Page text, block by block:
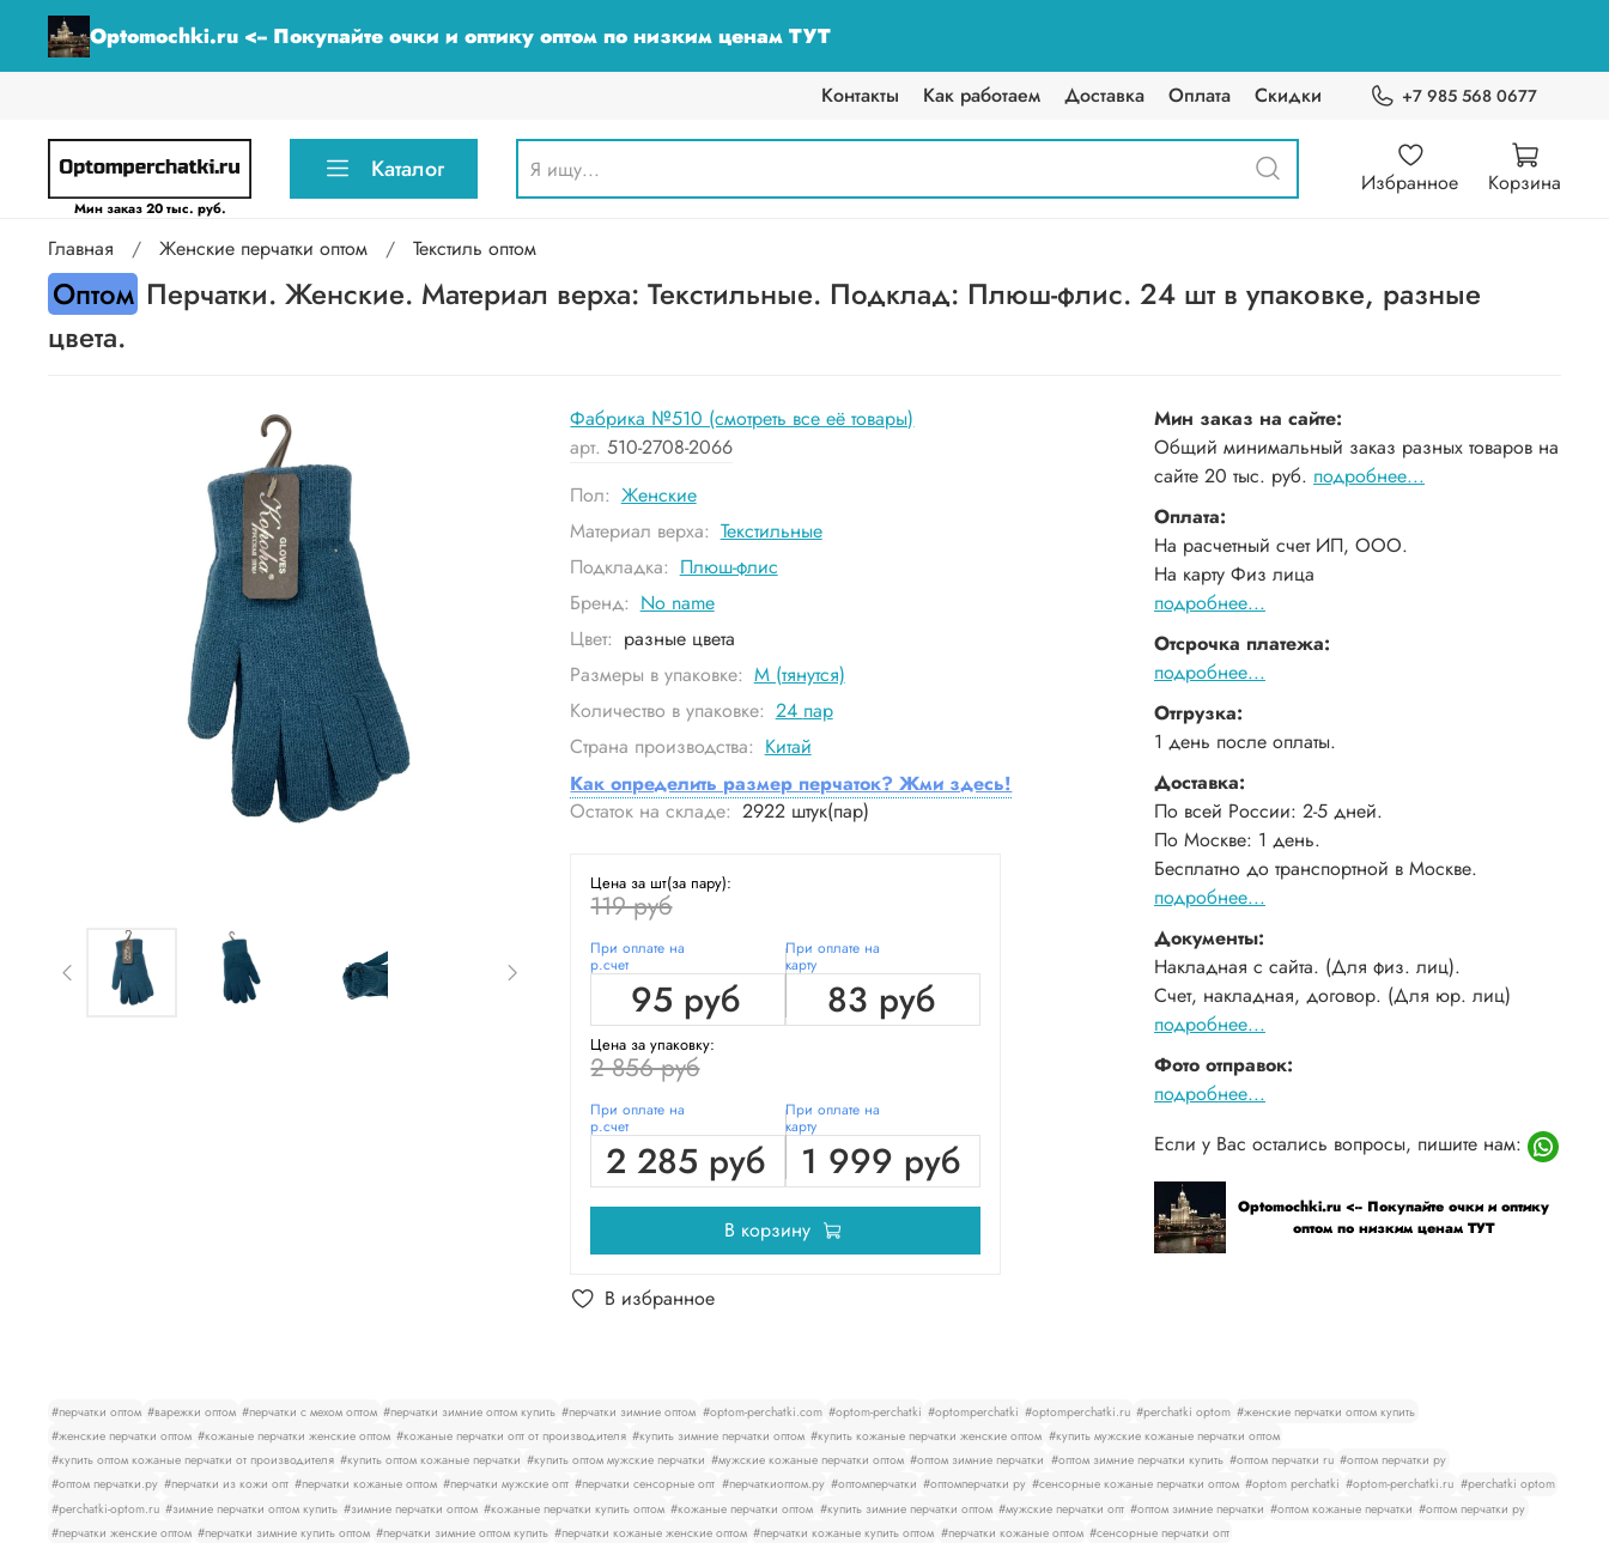
Optomochki.ru <-- Покупайте очки и оптику оптом по низким ценам ТУТ
Контакты Как работаем Доставка Оплата Скидки +7 985 568 0677
Мин заказ 20 тыс. руб.
Каталог Избранное Корзина
Главная Женские перчатки оптом Текстиль оптом
Оптом Перчатки. Женские. Материал верха: Текстильные. Подклад: Плюш-флис. 24 шт в упаковке, разные
цвета.
Фабрика №510 (смотреть все её товары)
арт.510-2708-2066
Пол: Женские
Материал верха: Текстильные
Подкладка: Плюш-флис
Бренд: No name
Цвет: разные цвета
Размеры в упаковке: М (тянутся)
Количество в упаковке: 24 пар
Страна производства: Китай
Как определить размер перчаток? Жми здесь!
Остаток на складе: 2922 штук(пар)
Цена за шт(за пару):
119 руб
При оплате на
р.счет
95 руб
При оплате на
карту
83 руб
Цена за упаковку:
2 856 руб
При оплате на
р.счет
2 285 руб
При оплате на
карту
1 999 руб
В корзину
В избранное
Мин заказ на сайте:
Общий минимальный заказ разных товаров на
сайте 20 тыс. руб. подробнее...
Оплата:
На расчетный счет ИП, ООО.
На карту Физ лица
подробнее...
Отсрочка платежа:
подробнее...
Отгрузка:
1 день после оплаты.
Доставка:
По всей России: 2-5 дней.
По Москве: 1 день.
Бесплатно до транспортной в Москве.
подробнее...
Документы:
Накладная с сайта. (Для физ. лиц).
Счет, накладная, договор. (Для юр. лиц)
подробнее...
Фото отправок:
подробнее...
Если у Вас остались вопросы, пишите нам:
Optomochki.ru <-- Покупайте очки и оптику
оптом по низким ценам ТУТ
#перчатки оптом #варежки оптом #перчатки с мехом оптом #перчатки зимние оптом купить #перчатки зимние оптом #optom-perchatki.com #optom-perchatki #optomperchatki #optomperchatki.ru #perchatki optom #женские перчатки оптом купить
#женские перчатки оптом #кожаные перчатки женские оптом #кожаные перчатки опт от производителя #купить зимние перчатки оптом #купить кожаные перчатки женские оптом #купить мужские кожаные перчатки оптом
#купить оптом кожаные перчатки от производителя #купить оптом кожаные перчатки #купить оптом мужские перчатки #мужские кожаные перчатки оптом #оптом зимние перчатки #оптом зимние перчатки купить #оптом перчатки ru #оптом перчатки ру
#оптом перчатки.ру #перчатки из кожи опт #перчатки кожаные оптом #перчатки мужские опт #перчатки сенсорные опт #перчаткиоптом.ру #оптомперчатки #оптомперчатки ру #сенсорные кожаные перчатки оптом #optom perchatki #optom-perchatki.ru #perchatki optom
#perchatki-optom.ru #зимние перчатки оптом купить #зимние перчатки оптом #кожаные перчатки купить оптом #кожаные перчатки оптом #купить зимние перчатки оптом #мужские перчатки опт #оптом зимние перчатки #оптом кожаные перчатки #оптом перчатки ру
#перчатки женские оптом #перчатки зимние купить оптом #перчатки зимние оптом купить #перчатки кожаные женские оптом #перчатки кожаные купить оптом #перчатки кожаные оптом #сенсорные перчатки опт